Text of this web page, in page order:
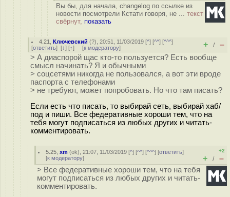
Вы бы, для начала, changelog по ссылке из
новости посмотрели Кстати говоря, не ... текст
свёрнут, показать
4.21 ,Ключевский (?), 20:51, 11/03/2019 [^] [^^] [^^^]
[ответить] [↓] [↑] [к модератору] + / –
> А диаспорой щас кто-то пользуется? Есть вообще
смысл начинать? Я и обычными
> соцсетями никогда не пользовался, а вот эти вроде
паспорта с телефонами
> не требуют, может попробовать. Но что там писать?
Если есть что писать, то выбирай сеть, выбирай хаб/
под и пиши. Все федеративные хороши тем, что на
тебя могут подписаться из любых других и читать-
комментировать.
5.25 ,xm (ok), 21:07, 11/03/2019 [^] [^^] [^^^] [ответить]
[к модератору]
+2
+ / –
> Все федеративные хороши тем, что на тебя
могут подписаться из любых других и читать-
комментировать.